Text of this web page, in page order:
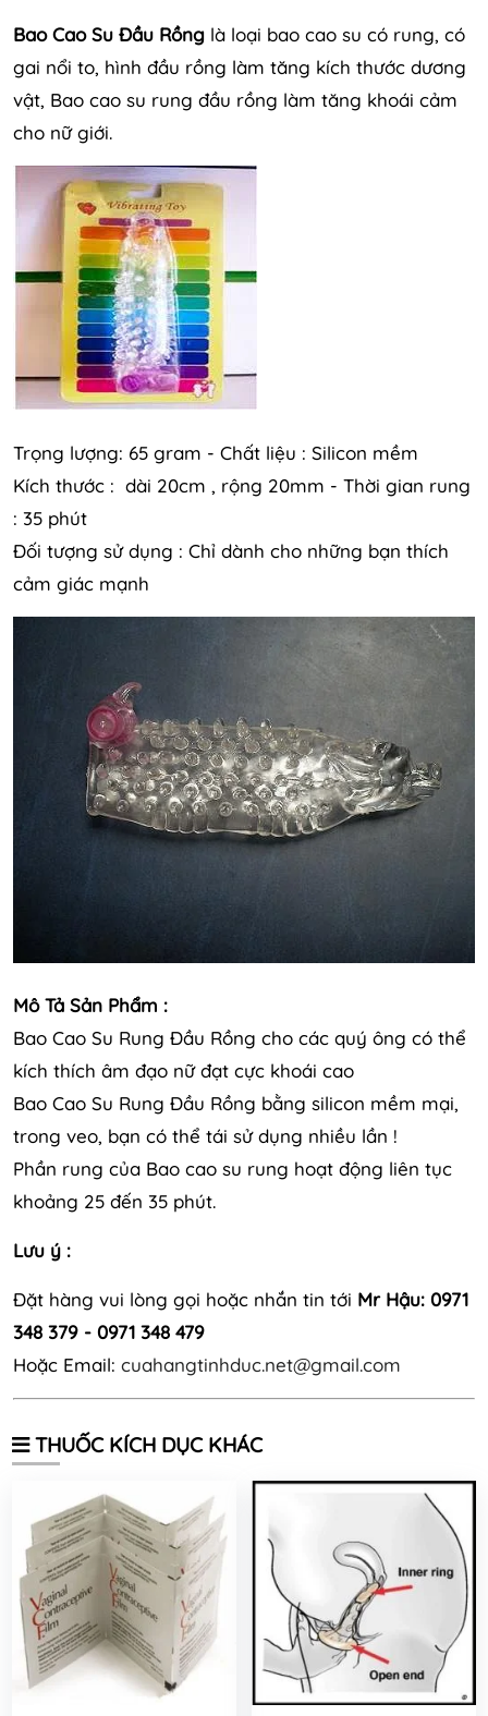
Bao Cao Su Đầu Rồng là loại bao cao su có rung, có
gai nổi to, hình đầu rồng làm tăng kích thước dương
vật, Bao cao su rung đầu rồng làm tăng khoái cảm
cho nữ giới.
Trọng lượng: 65 gram - Chất liệu : Silicon mềm
Kích thước : dài 20cm , rộng 20mm - Thời gian rung
: 35 phút
Đối tượng sử dụng : Chỉ dành cho những bạn thích
cảm giác mạnh
Mô Tả Sản Phẩm :
Bao Cao Su Rung Đầu Rồng cho các quý ông có thể
kích thích âm đạo nữ đạt cực khoái cao
Bao Cao Su Rung Đầu Rồng bằng silicon mềm mại,
trong veo, bạn có thể tái sử dụng nhiều lần !
Phần rung của Bao cao su rung hoạt động liên tục
khoảng 25 đến 35 phút.
Lưu ý :
Đặt hàng vui lòng gọi hoặc nhắn tin tới Mr Hậu: 0971
348 379 - 0971 348 479
Hoặc Email: cuahangtinhduc.net@gmail.com
THUỐC KÍCH DỤC KHÁC